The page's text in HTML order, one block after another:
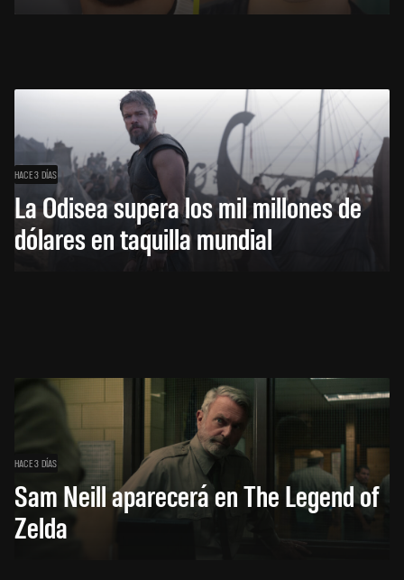
HACE 3 DÍAS
La Odisea supera los mil millones de
dólares en taquilla mundial
HACE 3 DÍAS
Sam Neill aparecerá en The Legend of
Zelda